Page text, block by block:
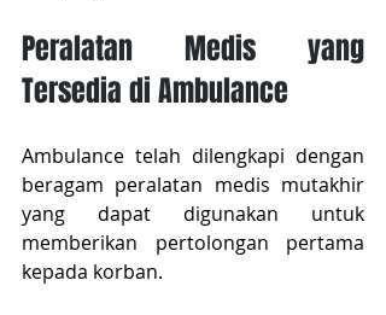
Peralatan Medis yang
Tersedia di Ambulance
Ambulance telah dilengkapi dengan
beragam peralatan medis mutakhir
yang dapat digunakan untuk
memberikan pertolongan pertama
kepada korban.